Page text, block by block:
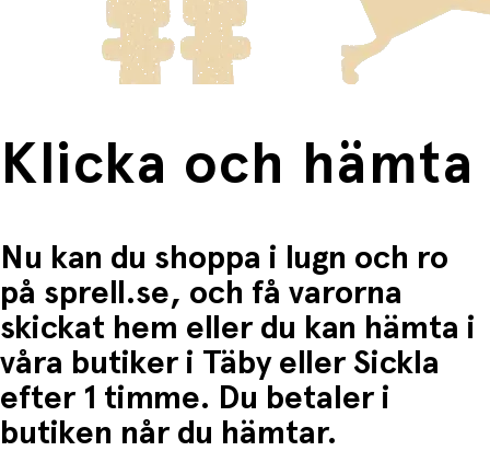
Fri frakt när du handlar för mer än 1500:-
Klicka och hämta
Nu kan du shoppa i lugn och ro
på sprell.se, och få varorna
skickat hem eller du kan hämta i
våra butiker i Täby eller Sickla
efter 1 timme. Du betaler i
butiken når du hämtar.